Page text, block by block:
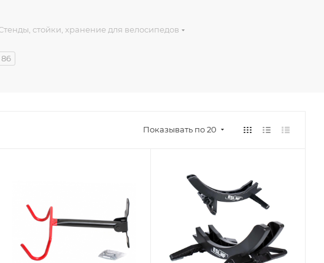
стойки, хранение для велосипедов
86
Показывать по 20